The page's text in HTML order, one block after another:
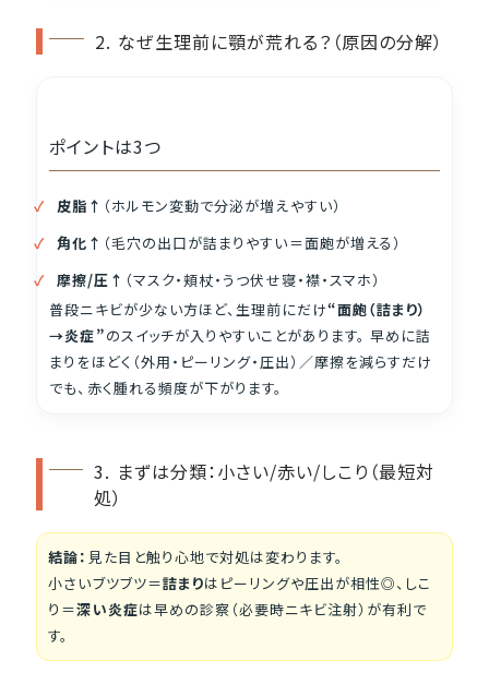
2. なぜ生理前に顎が荒れる？（原因の分解）
ポイントは3つ
皮脂↑ （ホルモン変動で分泌が増えやすい）
角化↑ （毛穴の出口が詰まりやすい＝面皰が増える）
摩擦/圧↑ （マスク・頬杖・うつ伏せ寝・襟・スマホ）
普段ニキビが少ない方ほど、生理前にだけ“面皰（詰まり）
→炎症”のスイッチが入りやすいことがあります。 早めに詰
まりをほどく（外用・ピーリング・圧出）／摩擦を減らすだけ
でも、赤く腫れる頻度が下がります。
3. まずは分類：小さい/赤い/しこり（最短対
処）
結論： 見た目と触り心地で対処は変わります。
小さいブツブツ＝詰まりはピーリングや圧出が相性◎、しこ
り＝深い炎症は早めの診察（必要時ニキビ注射）が有利で
す。